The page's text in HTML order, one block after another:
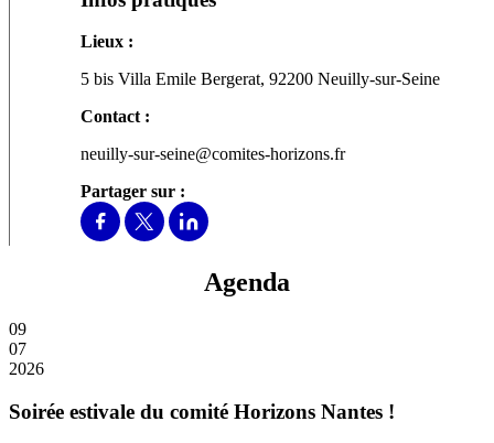
Lieux :
5 bis Villa Emile Bergerat, 92200 Neuilly-sur-Seine
Contact :
neuilly-sur-seine@comites-horizons.fr
Partager sur :
Agenda
09
07
2026
Soirée estivale du comité Horizons Nantes !